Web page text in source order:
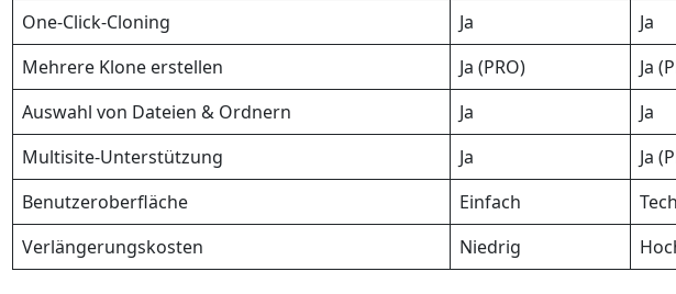
One-Click-Cloning
Ja
Ja
Mehrere Klone erstellen
Ja (PRO)
Ja
Auswahl von Dateien & Ordnern
Ja
Ja
Multisite-Unterstützung
Ja
Ja
Benutzeroberfläche
Einfach
Verlängerungskosten
Niedrig